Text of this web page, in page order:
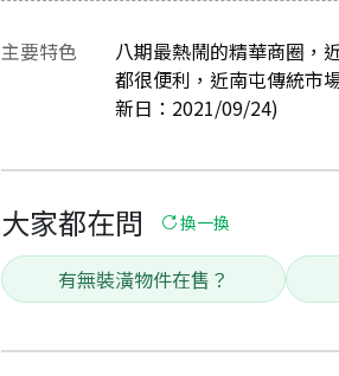
主要特色
八期最熱鬧的精華商圈，
都很便利，近南屯傳統市
新日：2021/09/24)
大家都在問 換一換
有無裝潢物件在售？